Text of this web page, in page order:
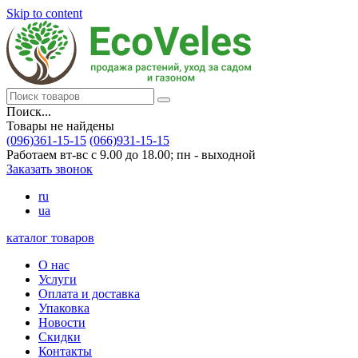
Skip to content
Поиск...
Товары не найдены
(096)361-15-15 (066)931-15-15
Работаем вт-вс с 9.00 до 18.00; пн - выходной
Заказать звонок
ru
ua
каталог товаров
О нас
Услуги
Оплата и доставка
Упаковка
Новости
Скидки
Контакты